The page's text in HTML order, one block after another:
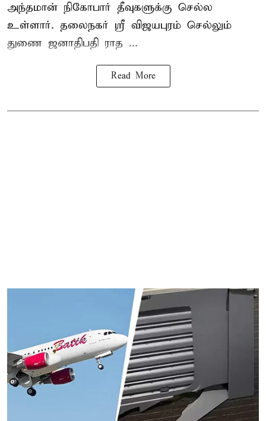
அந்தமான் நிகோபார் தீவுகளுக்கு செல்ல
உள்ளார். தலைநகர் ஸ்ரீ விஜயபுரம் செல்லும்
துணை ஜனாதிபதி ராத ...
Read More